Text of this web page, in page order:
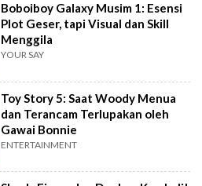
Boboiboy Galaxy Musim 1: Esensi
Plot Geser, tapi Visual dan Skill
Menggila
YOUR SAY
Toy Story 5: Saat Woody Menua
dan Terancam Terlupakan oleh
Gawai Bonnie
ENTERTAINMENT